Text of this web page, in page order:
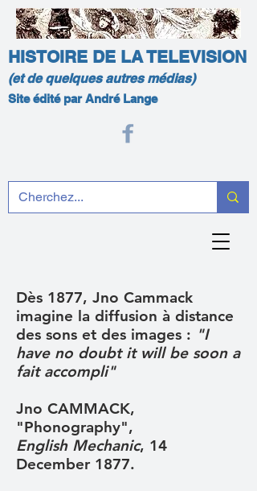
HISTOIRE DE LA TELEVISION
(et de quelques autres médias)
Site édité par André Lange
Dès 1877, Jno Cammack
imagine la diffusion à distance
des sons et des images : "I
have no doubt it will be soon a
fait accompli"
Jno CAMMACK,
"Phonography",
English Mechanic, 14
December 1877.